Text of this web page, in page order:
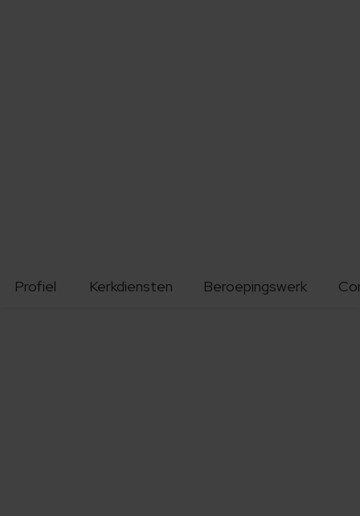
Profiel Kerkdiensten Beroepingswerk